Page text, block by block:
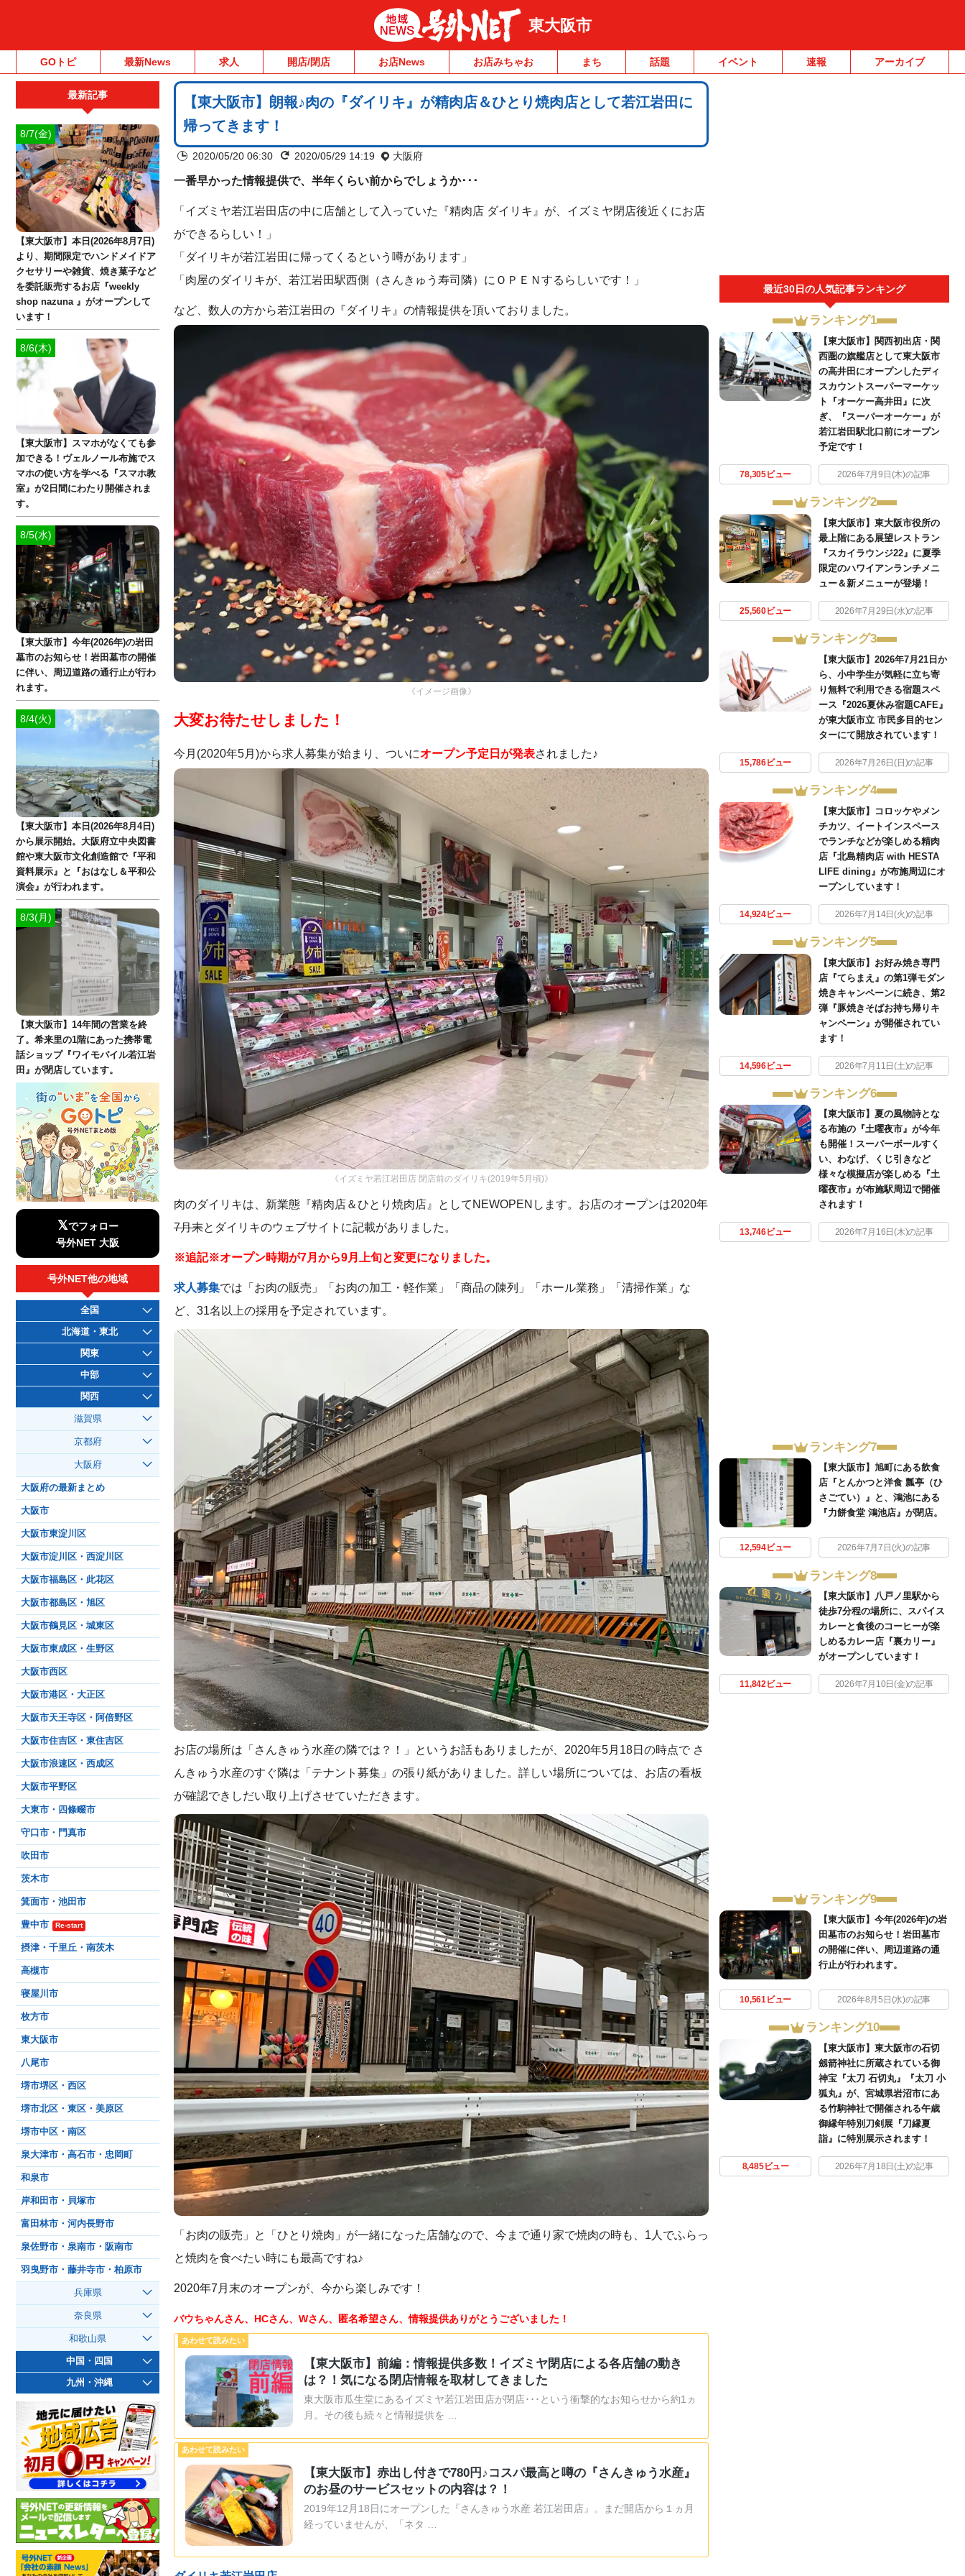
東大阪市
GOトピ 最新News 求人 開店/閉店 お店News お店みちゃお まち 話題 イベント 速報 アーカイブ
【東大阪市】朗報♪肉の『ダイリキ』が精肉店＆ひとり焼肉店として若江岩田に
帰ってきます！
2020/05/20 06:30 2020/05/29 14:19 大阪府
一番早かった情報提供で、半年くらい前からでしょうか･･･
「イズミヤ若江岩田店の中に店舗として入っていた『精肉店 ダイリキ』が、イズミヤ閉店後近くにお店
ができるらしい！」
「ダイリキが若江岩田に帰ってくるという噂があります」
「肉屋のダイリキが、若江岩田駅西側（さんきゅう寿司隣）にＯＰＥＮするらしいです！」
など、数人の方から若江岩田の『ダイリキ』の情報提供を頂いておりました。
《イメージ画像》
大変お待たせしました！
今月(2020年5月)から求人募集が始まり、ついにオープン予定日が発表されました♪
《イズミヤ若江岩田店 閉店前のダイリキ(2019年5月頃)》
肉のダイリキは、新業態『精肉店＆ひとり焼肉店』としてNEWOPENします。お店のオープンは2020年
7月末とダイリキのウェブサイトに記載がありました。
※追記※オープン時期が7月から9月上旬と変更になりました。
求人募集では「お肉の販売」「お肉の加工・軽作業」「商品の陳列」「ホール業務」「清掃作業」な
ど、31名以上の採用を予定されています。
お店の場所は「さんきゅう水産の隣では？！」というお話もありましたが、2020年5月18日の時点で さ
んきゅう水産のすぐ隣は「テナント募集」の張り紙がありました。詳しい場所については、お店の看板
が確認できしだい取り上げさせていただきます。
「お肉の販売」と「ひとり焼肉」が一緒になった店舗なので、今まで通り家で焼肉の時も、1人でふらっ
と焼肉を食べたい時にも最高ですね♪
2020年7月末のオープンが、今から楽しみです！
バウちゃんさん、HCさん、Wさん、匿名希望さん、情報提供ありがとうございました！
【東大阪市】前編：情報提供多数！イズミヤ閉店による各店舗の動き
は？！気になる閉店情報を取材してきました
東大阪市瓜生堂にあるイズミヤ若江岩田店が閉店･･･という衝撃的なお知らせから約1ヵ
月。その後も続々と情報提供を …
【東大阪市】赤出し付きで780円♪コスパ最高と噂の『さんきゅう水産』
のお昼のサービスセットの内容は？！
2019年12月18日にオープンした『さんきゅう水産 若江岩田店』。まだ開店から１ヵ月
経っていませんが、「ネタ …
最近30日の人気記事ランキング
ランキング1
【東大阪市】関西初出店・関
西圏の旗艦店として東大阪市
の高井田にオープンしたディ
スカウントスーパーマーケッ
ト『オーケー高井田』に次
ぎ、『スーパーオーケー』が
若江岩田駅北口前にオープン
予定です！
78,305ビュー 2026年7月9日(木)の記事
ランキング2
【東大阪市】東大阪市役所の
最上階にある展望レストラン
『スカイラウンジ22』に夏季
限定のハワイアンランチメニ
ュー＆新メニューが登場！
25,560ビュー 2026年7月29日(水)の記事
ランキング3
【東大阪市】2026年7月21日か
ら、小中学生が気軽に立ち寄
り無料で利用できる宿題スペ
ース『2026夏休み宿題CAFE』
が東大阪市立 市民多目的セン
ターにて開放されています！
15,786ビュー 2026年7月26日(日)の記事
ランキング4
【東大阪市】コロッケやメン
チカツ、イートインスペース
でランチなどが楽しめる精肉
店『北島精肉店 with HESTA
LIFE dining』が布施周辺にオ
ープンしています！
14,924ビュー 2026年7月14日(火)の記事
ランキング5
【東大阪市】お好み焼き専門
店『てらまえ』の第1弾モダン
焼きキャンペーンに続き、第2
弾『豚焼きそばお持ち帰りキ
ャンペーン』が開催されてい
ます！
14,596ビュー 2026年7月11日(土)の記事
ランキング6
【東大阪市】夏の風物詩とな
る布施の『土曜夜市』が今年
も開催！スーパーボールすく
い、わなげ、くじ引きなど
様々な模擬店が楽しめる『土
曜夜市』が布施駅周辺で開催
されます！
13,746ビュー 2026年7月16日(木)の記事
ランキング7
【東大阪市】旭町にある飲食
店『とんかつと洋食 瓢亭（ひ
さごてい）』と、鴻池にある
『力餅食堂 鴻池店』が閉店。
12,594ビュー 2026年7月7日(火)の記事
ランキング8
【東大阪市】八戸ノ里駅から
徒歩7分程の場所に、スパイス
カレーと食後のコーヒーが楽
しめるカレー店『裏カリー』
がオープンしています！
11,842ビュー 2026年7月10日(金)の記事
ランキング9
【東大阪市】今年(2026年)の岩
田墓市のお知らせ！岩田墓市
の開催に伴い、周辺道路の通
行止が行われます。
10,561ビュー 2026年8月5日(水)の記事
ランキング10
【東大阪市】東大阪市の石切
劔箭神社に所蔵されている御
神宝『太刀 石切丸』『太刀 小
狐丸』が、宮城県岩沼市にあ
る竹駒神社で開催される午歳
御縁年特別刀剣展『刀縁夏
詣』に特別展示されます！
8,485ビュー 2026年7月18日(土)の記事
最新記事
8/7(金)
【東大阪市】本日(2026年8月7日)
より、期間限定でハンドメイドア
クセサリーや雑貨、焼き菓子など
を委託販売するお店『weekly
shop nazuna 』がオープンして
います！
8/6(木)
【東大阪市】スマホがなくても参
加できる！ヴェルノール布施でス
マホの使い方を学べる『スマホ教
室』が2日間にわたり開催されま
す。
8/5(水)
【東大阪市】今年(2026年)の岩田
墓市のお知らせ！岩田墓市の開催
に伴い、周辺道路の通行止が行わ
れます。
8/4(火)
【東大阪市】本日(2026年8月4日)
から展示開始。大阪府立中央図書
館や東大阪市文化創造館で『平和
資料展示』と『おはなし＆平和公
演会』が行われます。
8/3(月)
【東大阪市】14年間の営業を終
了。希来里の1階にあった携帯電
話ショップ『ワイモバイル若江岩
田』が閉店しています。
𝕏でフォロー
号外NET 大阪
号外NET他の地域
全国
北海道・東北
関東
中部
関西
滋賀県
京都府
大阪府
大阪府の最新まとめ
大阪市
大阪市東淀川区
大阪市淀川区・西淀川区
大阪市福島区・此花区
大阪市都島区・旭区
大阪市鶴見区・城東区
大阪市東成区・生野区
大阪市西区
大阪市港区・大正区
大阪市天王寺区・阿倍野区
大阪市住吉区・東住吉区
大阪市浪速区・西成区
大阪市平野区
大東市・四條畷市
守口市・門真市
吹田市
茨木市
箕面市・池田市
豊中市 Re-start
摂津・千里丘・南茨木
高槻市
寝屋川市
枚方市
東大阪市
八尾市
堺市堺区・西区
堺市北区・東区・美原区
堺市中区・南区
泉大津市・高石市・忠岡町
和泉市
岸和田市・貝塚市
富田林市・河内長野市
泉佐野市・泉南市・阪南市
羽曳野市・藤井寺市・柏原市
兵庫県
奈良県
和歌山県
中国・四国
九州・沖縄